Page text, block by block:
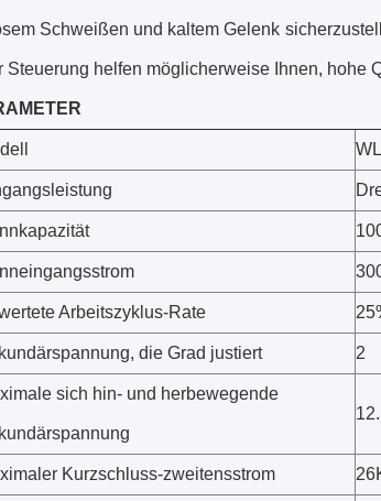
Schweißen und kaltem Gelenk
Steuerung helfen möglicherweise Ihnen, hohe
Arbeitszyklus-Rate
die Grad justiert 2
sich hin- und herbewegende
Kurzschluss-zweitensstrom